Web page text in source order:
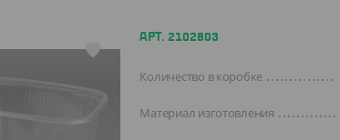
АРТ. 2102803
Количество в коробке
Материал изготовления